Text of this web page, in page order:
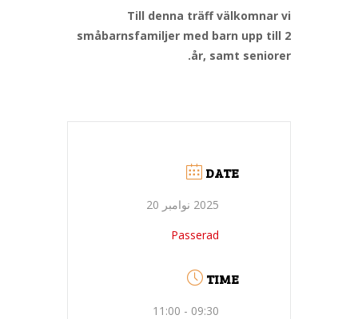
Till denna träff välkomnar vi
småbarnsfamiljer med barn upp till 2
år, samt seniorer.
DATE
2025 نوامبر 20
Passerad
TIME
09:30 - 11:00